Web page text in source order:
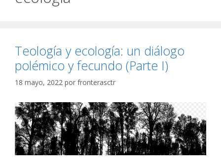
Teología y ecología: un diálogo
polémico y fecundo (Parte I)
18 mayo, 2022 por fronterasctr